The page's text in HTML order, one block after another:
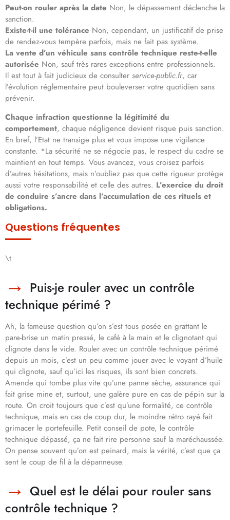
Peut-on rouler après la date Non, le dépassement déclenche la
sanction.
Existe-t-il une tolérance Non, cependant, un justificatif de prise
de rendez-vous tempère parfois, mais ne fait pas système.
La vente d’un véhicule sans contrôle technique reste-t-elle
autorisée Non, sauf très rares exceptions entre professionnels.
Il est tout à fait judicieux de consulter service-public.fr, car
l’évolution réglementaire peut bouleverser votre quotidien sans
prévenir.
Chaque infraction questionne la légitimité du
comportement, chaque négligence devient risque puis sanction.
En bref, l’Etat ne transige plus et vous impose une vigilance
constante. *La sécurité ne se négocie pas, le respect du cadre se
maintient en tout temps. Vous avancez, vous croisez parfois
d’autres hésitations, mais n’oubliez pas que cette rigueur protège
aussi votre responsabilité et celle des autres. L’exercice du droit
de conduire s’ancre dans l’accumulation de ces rituels et
obligations.
Questions fréquentes
\t
Puis-je rouler avec un contrôle
technique périmé ?
Ah, la fameuse question qu’on s’est tous posée en grattant le
pare-brise un matin pressé, le café à la main et le clignotant qui
clignote dans le vide. Rouler avec un contrôle technique périmé
depuis un mois, c’est un peu comme jouer avec le voyant d’huile
qui clignote, sauf qu’ici les risques, ils sont bien concrets.
Amende qui tombe plus vite qu’une panne sèche, assurance qui
fait grise mine et, surtout, une galère pure en cas de pépin sur la
route. On croit toujours que c’est qu’une formalité, ce contrôle
technique, mais en cas de coup dur, le moindre rétro rayé fait
grimacer le portefeuille. Petit conseil de pote, le contrôle
technique dépassé, ça ne fait rire personne sauf la maréchaussée.
On pense souvent qu’on est peinard, mais la vérité, c’est que ça
sent le coup de fil à la dépanneuse.
Quel est le délai pour rouler sans
contrôle technique ?